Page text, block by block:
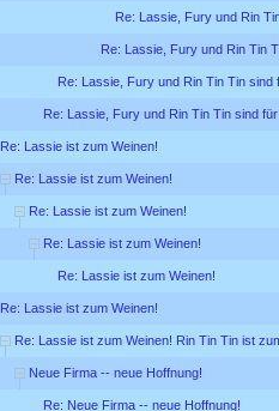
Re: Lassie, Fury und Rin
Re: Lassie, Fury und Rin Tin
Re: Lassie, Fury und Rin Tin Tin sind
Re: Lassie, Fury und Rin Tin Tin sind
Re: Lassie ist zum Weinen!
Re: Lassie ist zum Weinen!
Re: Lassie ist zum Weinen!
Re: Lassie ist zum Weinen!
Re: Lassie ist zum Weinen!
Re: Lassie ist zum Weinen!
Re: Lassie ist zum Weinen! Rin Tin Tin ist
Neue Firma -- neue Hoffnung!
Re: Neue Firma -- neue Hoffnung!